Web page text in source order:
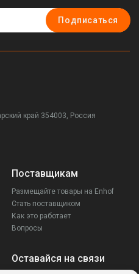
Подписаться
край 354003, Россия
Поставщикам
Размещайте товары на Enhof
Стать поставщиком
Как это работает
Вопросы
Оставайся на связи